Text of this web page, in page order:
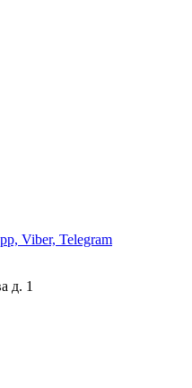
Viber, Telegram
д. 1